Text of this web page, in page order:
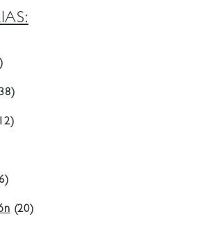
(20)